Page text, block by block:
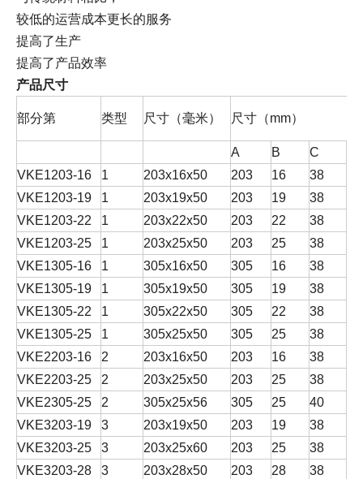
较低的运营成本更长的服务
提高了生产
提高了产品效率
产品尺寸
部分第 类型 尺寸（毫米） 尺寸（mm）
A B C
VKE1203-16
1 203x16x50 203 16 38
VKE1203-19
1 203x19x50 203 19 38
VKE1203-22
1 203x22x50 203 22 38
VKE1203-25
1 203x25x50 203 25 38
VKE1305-16
1 305x16x50 305 16 38
VKE1305-19
1 305x19x50 305 19 38
VKE1305-22
1 305x22x50 305 22 38
VKE1305-25
1 305x25x50 305 25 38
VKE2203-16
2 203x16x50 203 16 38
VKE2203-25
2 203x25x50 203 25 38
VKE2305-25
2 305x25x56 305 25 40
VKE3203-19
3 203x19x50 203 19 38
VKE3203-25
3 203x25x60 203 25 38
VKE3203-28
3 203x28x50 203 28 38